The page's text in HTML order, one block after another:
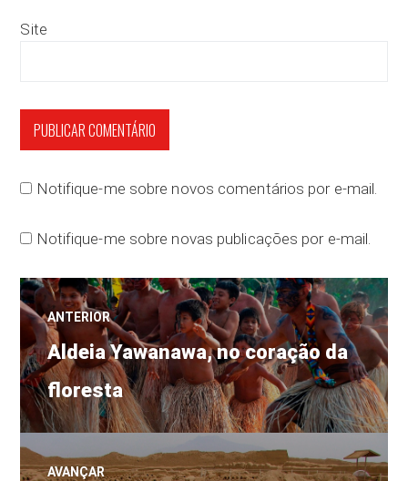
Site
Notifique-me sobre novos comentários por e-mail.
Notifique-me sobre novas publicações por e-mail.
Navegação
de
Post
ANTERIOR
Post
anterior:
Aldeia Yawanawa, no coração da
floresta
AVANÇAR